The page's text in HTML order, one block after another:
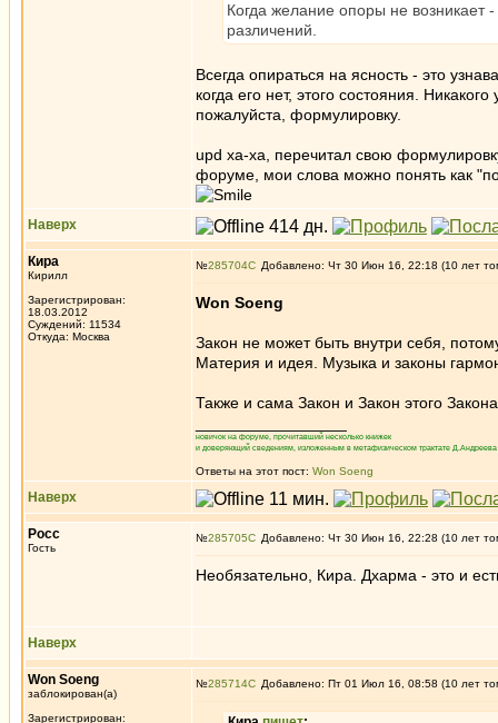
Когда желание опоры не возникает
различений.
Всегда опираться на ясность - это
когда его нет, этого состояния.
пожалуйста, формулировку.
upd ха-ха, перечитал свою
форуме, мои слова можно понять как
Наверх
Кира
Кирилл
Зарегистрирован:
18.03.2012
Суждений: 11534
Откуда: Москва
№285704 Добавлено: Чт 30 Июн 16, 22:18 (10 лет
Won Soeng
Закон не может быть внутри себя,
Материя и идея. Музыка и законы
Также и сама Закон и Закон этого
новичок на форуме, прочитавший несколько книжек
и доверяющий сведениям, изложенным в метафизическом трактате
Ответы на этот пост: Won Soeng
Наверх
Росс
Гость
№285705 Добавлено: Чт 30 Июн 16, 22:28 (10 лет
Необязательно, Кира. Дхарма - это и
Наверх
Won Soeng
заблокирован(а)
Зарегистрирован:
№285714 Добавлено: Пт 01 Июл 16, 08:58 (10 лет